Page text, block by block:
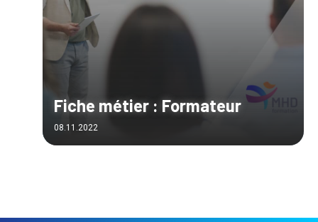
Fiche métier : Formateur
08.11.2022